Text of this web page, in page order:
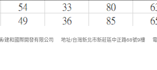
/建和國際開發有限公司 地址/台灣新北市新莊區中正路68號9樓